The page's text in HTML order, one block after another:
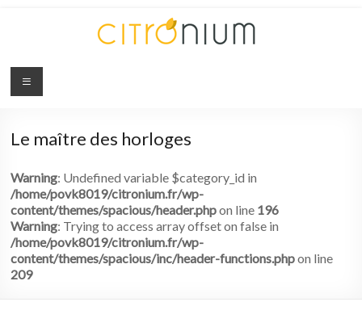
Citronium
Abonnez-
Le maître des horloges
Warning: Undefined variable $category_id in
/home/povk8019/citronium.fr/wp-
content/themes/spacious/header.phpon line 196
Warning: Trying to access array offset on false in
/home/povk8019/citronium.fr/wp-
content/themes/spacious/inc/header-functions.phpon line
209